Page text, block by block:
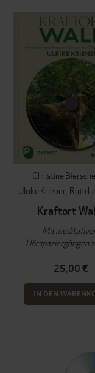
Christine
Ulrike Kriener Ruth
Kraftort
Mit
Hörspaziergängen
25,00 €
IN DEN